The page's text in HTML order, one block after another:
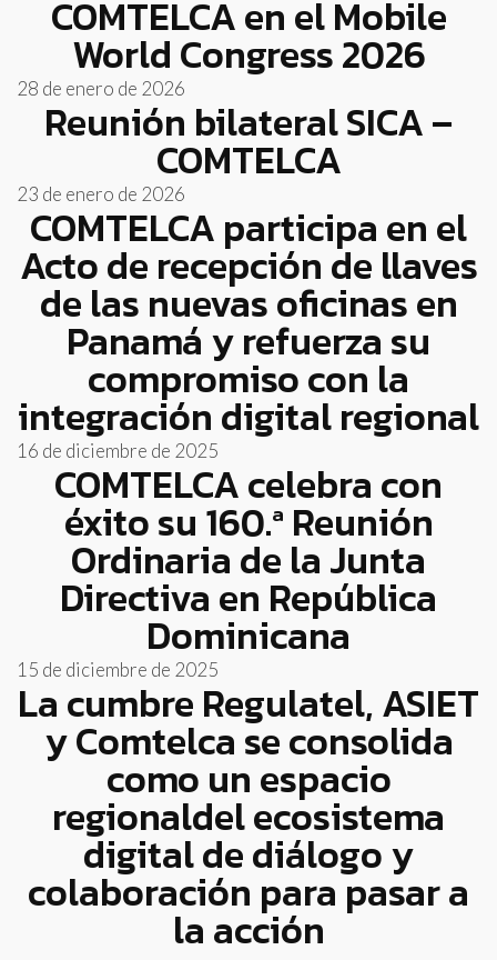
COMTELCA en el Mobile
World Congress 2026
28 de enero de 2026
Reunión bilateral SICA –
COMTELCA
23 de enero de 2026
COMTELCA participa en el
Acto de recepción de llaves
de las nuevas oficinas en
Panamá y refuerza su
compromiso con la
integración digital regional
16 de diciembre de 2025
COMTELCA celebra con
éxito su 160.ª Reunión
Ordinaria de la Junta
Directiva en República
Dominicana
15 de diciembre de 2025
La cumbre Regulatel, ASIET
y Comtelca se consolida
como un espacio
regionaldel ecosistema
digital de diálogo y
colaboración para pasar a
la acción